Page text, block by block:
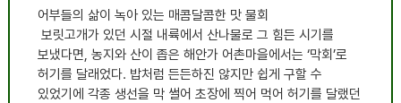
어부들의 삶이 녹아 있는 매콤달콤한 맛 물회
보릿고개가 있던 시절 내륙에서 산나물로 그 힘든 시기를
보냈다면, 농지와 산이 좁은 해안가 어촌마을에서는 ‘막회’로
허기를 달래었다. 밥처럼 든든하진 않지만 쉽게 구할 수
있었기에 각종 생선을 막 썰어 초장에 찍어 먹어 허기를 달랬던